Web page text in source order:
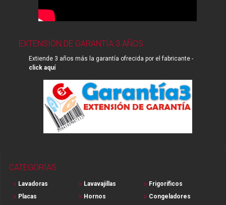
EXTENSIÓN DE GARANTÍA 3 AÑOS
Extiende 3 años más la garantía ofrecida por el fabricante -
click aquí
CATEGORÍAS
Lavadoras Lavavajillas
Frigoríficos
Placas
Hornos
Congeladores